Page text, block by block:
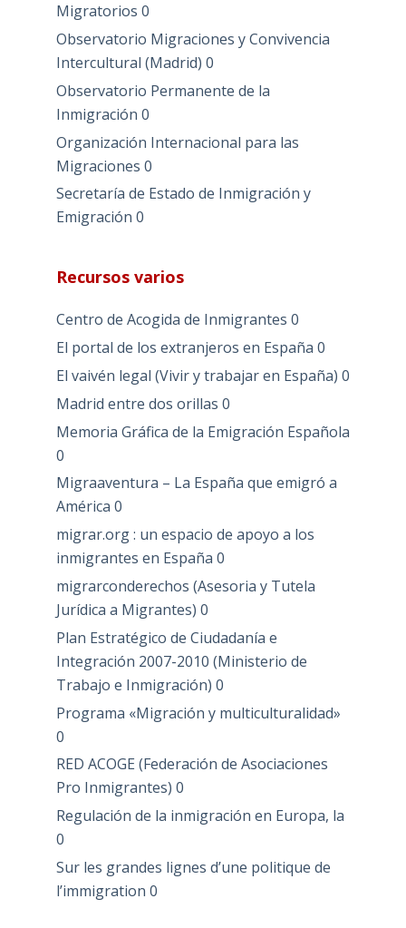
Migratorios 0
Observatorio Migraciones y Convivencia
Intercultural (Madrid) 0
Observatorio Permanente de la
Inmigración 0
Organización Internacional para las
Migraciones 0
Secretaría de Estado de Inmigración y
Emigración 0
Recursos varios
Centro de Acogida de Inmigrantes 0
El portal de los extranjeros en España 0
El vaivén legal (Vivir y trabajar en España) 0
Madrid entre dos orillas 0
Memoria Gráfica de la Emigración Española
0
Migraaventura – La España que emigró a
América 0
migrar.org : un espacio de apoyo a los
inmigrantes en España 0
migrarconderechos (Asesoria y Tutela
Jurídica a Migrantes) 0
Plan Estratégico de Ciudadanía e
Integración 2007-2010 (Ministerio de
Trabajo e Inmigración) 0
Programa «Migración y multiculturalidad»
0
RED ACOGE (Federación de Asociaciones
Pro Inmigrantes) 0
Regulación de la inmigración en Europa, la
0
Sur les grandes lignes d’une politique de
l’immigration 0